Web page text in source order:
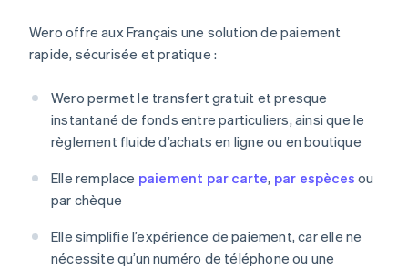
Wero offre aux Français une solution de paiement
rapide, sécurisée et pratique :
Wero permet le transfert gratuit et presque
instantané de fonds entre particuliers, ainsi que le
règlement fluide d’achats en ligne ou en boutique
Elle remplace paiement par carte, par espèces ou
par chèque
Elle simplifie l’expérience de paiement, car elle ne
nécessite qu’un numéro de téléphone ou une